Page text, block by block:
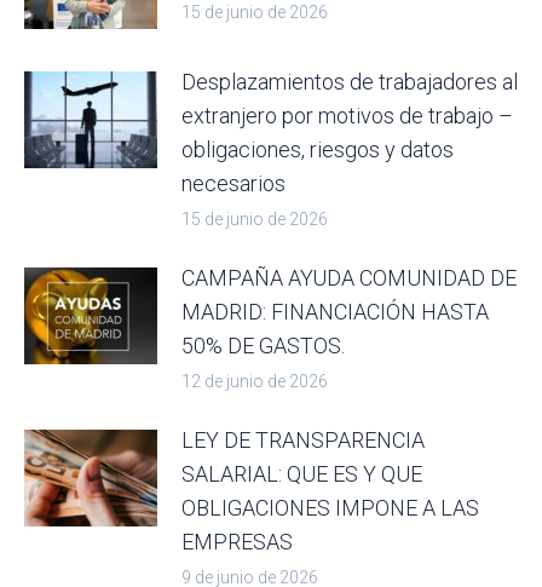
15 de junio de 2026
Desplazamientos de trabajadores al
extranjero por motivos de trabajo –
obligaciones, riesgos y datos
necesarios
15 de junio de 2026
CAMPAÑA AYUDA COMUNIDAD DE
MADRID: FINANCIACIÓN HASTA
50% DE GASTOS.
12 de junio de 2026
LEY DE TRANSPARENCIA
SALARIAL: QUE ES Y QUE
OBLIGACIONES IMPONE A LAS
EMPRESAS
9 de junio de 2026